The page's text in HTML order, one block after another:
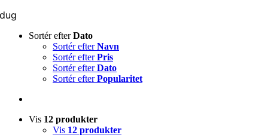
dug
Sortér efterDato
Sortér efterNavn
Sortér efterPris
Sortér efterDato
Sortér efterPopularitet
Vis 12 produkter
Vis 12 produkter